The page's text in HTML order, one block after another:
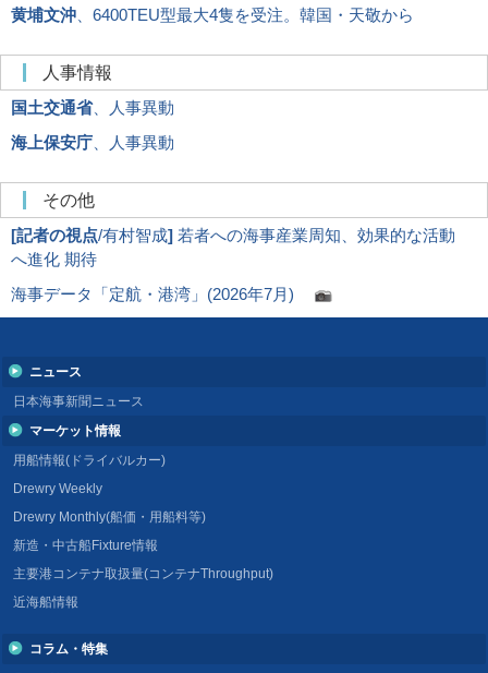
黄埔文沖 、6400TEU型最大4隻を受注。韓国・天敬から
人事情報
国土交通省、人事異動
海上保安庁 、人事異動
その他
[記者の視点/有村智成] 若者への海事産業周知、効果的な活動
へ進化 期待
海事データ「定航・港湾」(2026年7月)
ニュース
日本海事新聞ニュース
マーケット情報
用船情報(ドライバルカー)
Drewry Weekly
Drewry Monthly(船価・用船料等)
新造・中古船Fixture情報
主要港コンテナ取扱量(コンテナThroughput)
近海船情報
コラム・特集